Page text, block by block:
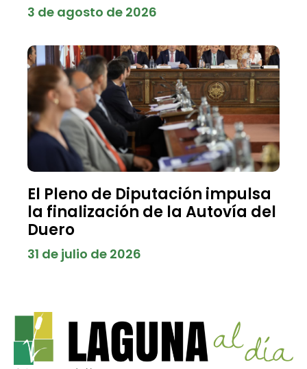
3 de agosto de 2026
El Pleno de Diputación impulsa
la finalización de la Autovía del
Duero
31 de julio de 2026